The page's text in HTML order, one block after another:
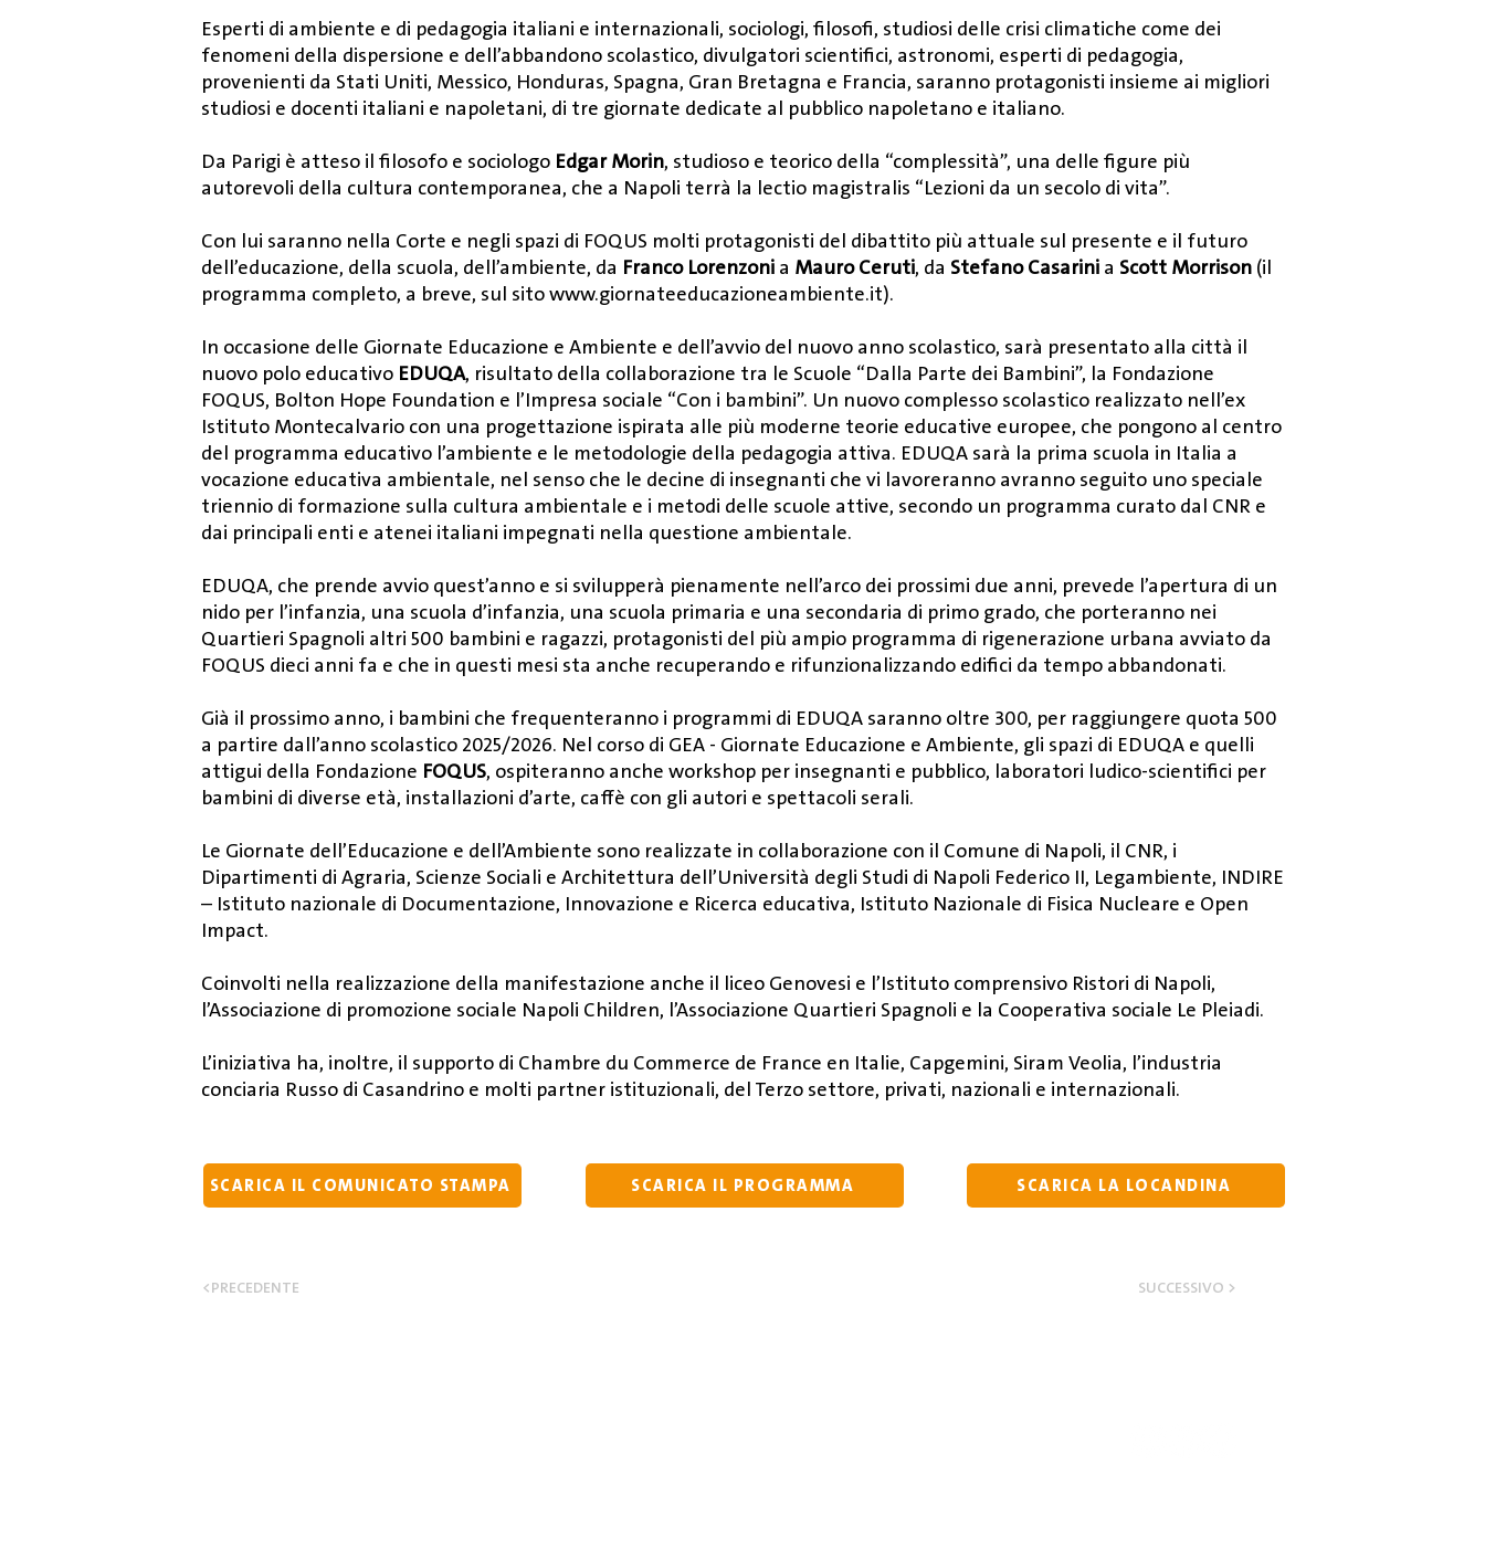
Esperti di ambiente e di pedagogia italiani e internazionali, sociologi, filosofi, studiosi delle crisi climatiche come dei
fenomeni della dispersione e dell’abbandono scolastico, divulgatori scientifici, astronomi, esperti di pedagogia,
provenienti da Stati Uniti, Messico, Honduras, Spagna, Gran Bretagna e Francia, saranno protagonisti insieme ai migliori
studiosi e docenti italiani e napoletani, di tre giornate dedicate al pubblico napoletano e italiano.
Da Parigi è atteso il filosofo e sociologo Edgar Morin, studioso e teorico della “complessità”, una delle figure più
autorevoli della cultura contemporanea, che a Napoli terrà la lectio magistralis “Lezioni da un secolo di vita”.
Con lui saranno nella Corte e negli spazi di FOQUS molti protagonisti del dibattito più attuale sul presente e il futuro
dell’educazione, della scuola, dell’ambiente, da Franco Lorenzoni a Mauro Ceruti, da Stefano Casarini a Scott Morrison (il
programma completo, a breve, sul sitowww.giornateeducazioneambiente.it).
In occasione delle Giornate Educazione e Ambiente e dell’avvio del nuovo anno scolastico, sarà presentato alla città il
nuovo polo educativo EDUQA, risultato della collaborazione tra le Scuole “Dalla Parte dei Bambini”, la Fondazione
FOQUS, Bolton Hope Foundation e l’Impresa sociale “Con i bambini”. Un nuovo complesso scolastico realizzato nell’ex
Istituto Montecalvario con una progettazione ispirata alle più moderne teorie educative europee, che pongono al centro
del programma educativo l’ambiente e le metodologie della pedagogia attiva. EDUQA sarà la prima scuola in Italia a
vocazione educativa ambientale, nel senso che le decine di insegnanti che vi lavoreranno avranno seguito uno speciale
triennio di formazione sulla cultura ambientale e i metodi delle scuole attive, secondo un programma curato dal CNR e
dai principali enti e atenei italiani impegnati nella questione ambientale.
EDUQA, che prende avvio quest’anno e si svilupperà pienamente nell’arco dei prossimi due anni, prevede l’apertura di un
nido per l’infanzia, una scuola d’infanzia, una scuola primaria e una secondaria di primo grado, che porteranno nei
Quartieri Spagnoli altri 500 bambini e ragazzi, protagonisti del più ampio programma di rigenerazione urbana avviato da
FOQUS dieci anni fa e che in questi mesi sta anche recuperando e rifunzionalizzando edifici da tempo abbandonati.
Già il prossimo anno, i bambini che frequenteranno i programmi di EDUQA saranno oltre 300, per raggiungere quota 500
a partire dall’anno scolastico 2025/2026. Nel corso di GEA - Giornate Educazione e Ambiente, gli spazi di EDUQA e quelli
attigui della Fondazione FOQUS, ospiteranno anche workshop per insegnanti e pubblico, laboratori ludico-scientifici per
bambini di diverse età, installazioni d’arte, caffè con gli autori e spettacoli serali.
Le Giornate dell’Educazione e dell’Ambiente sono realizzate in collaborazione con il Comune di Napoli, il CNR, i
Dipartimenti di Agraria, Scienze Sociali e Architettura dell’Università degli Studi di Napoli Federico II, Legambiente, INDIRE
– Istituto nazionale di Documentazione, Innovazione e Ricerca educativa, Istituto Nazionale di Fisica Nucleare e Open
Impact.
Coinvolti nella realizzazione della manifestazione anche il liceo Genovesi e l’Istituto comprensivo Ristori di Napoli,
l’Associazione di promozione sociale Napoli Children, l’Associazione Quartieri Spagnoli e la Cooperativa sociale Le Pleiadi.
L’iniziativa ha, inoltre, il supporto di Chambre du Commerce de France en Italie, Capgemini, Siram Veolia, l’industria
conciaria Russo di Casandrino e molti partner istituzionali, del Terzo settore, privati, nazionali e internazionali.
SCARICA IL COMUNICATO STAMPA SCARICA IL PROGRAMMA SCARICA LA LOCANDINA
<PRECEDENTE SUCCESSIVO >